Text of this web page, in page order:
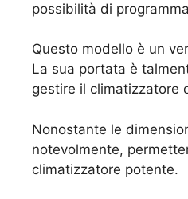
possibilità di
Questo modello è un
La sua portata è
gestire il climatizzatore
Nonostante le
notevolmente,
climatizzatore potente.